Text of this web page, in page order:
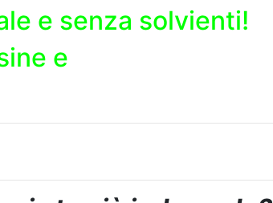
e senza solvienti!
e